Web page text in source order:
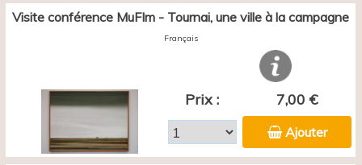
Visite conférence MuFIm - Tournai, une ville à la campagne
Français
Prix : 7,00 €
Ajouter